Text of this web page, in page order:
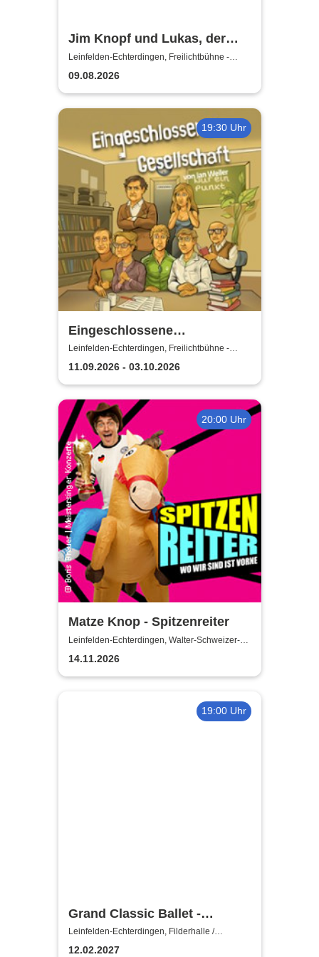
Jim Knopf und Lukas, der
Lokomotivführer - Theater
unter den Kuppeln
Leinfelden-Echterdingen, Freilichtbühne -
Theater u. d. Kuppeln
09.08.2026
19:30 Uhr
Eingeschlossene
Gesellschaft - Theater unter
den Kuppeln
Leinfelden-Echterdingen, Freilichtbühne -
Theater u. d. Kuppeln
11.09.2026 - 03.10.2026
20:00 Uhr
Matze Knop - Spitzenreiter
Leinfelden-Echterdingen, Walter-Schweizer-
Kulturforum Goldäcker
14.11.2026
19:00 Uhr
Grand Classic Ballet -
Schwanensee - Jenseits der
Bühne mit live Streichquartett
Leinfelden-Echterdingen, Filderhalle /
Kongress-u.KulturCentrum
12.02.2027